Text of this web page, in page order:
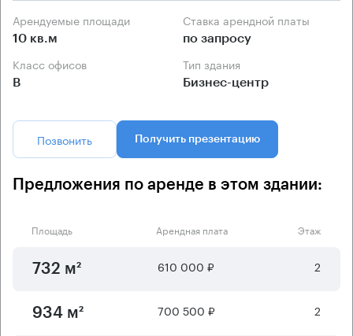
Арендуемые площади
10 кв.м
Ставка арендной платы
по запросу
Класс офисов
B
Тип здания
Бизнес-центр
Позвонить Получить презентацию
Предложения по аренде в этом здании:
Площадь Арендная плата Этаж
732 м² 610 000 ₽ 2
934 м² 700 500 ₽ 2